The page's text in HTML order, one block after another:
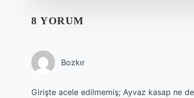
8 YORUM
Bozkır
Girişte acele edilmemiş; Ayvaz kasap ne